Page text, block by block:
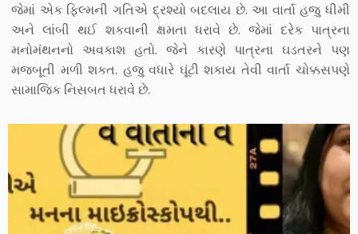
જેમાં એક ફિલ્મની ગતિએ દ્રશ્યો બદલાય છે. આ વાર્તા હજુ ધીમી
અને લાંબી થઈ શકવાની ક્ષમતા ધરાવે છે. જેમાં દરેક પાત્રના
મનોમંથનનો અવકાશ હતો. જેને કારણે પાત્રના ઘડતરને પણ
મજબૂતી મળી શકત. હજુ વધારે ઘૂંટી શકાય તેવી વાર્તા ચોક્કસપણે
સામાજિક નિસબત ધરાવે છે.